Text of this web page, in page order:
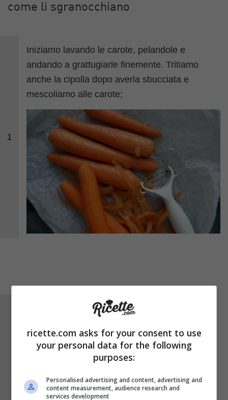
come li sgranocchiano
1
Iniziamo lavando le carote, pelandole e
andando a grattugiarle finemente. Tritiamo
anche la cipolla dopo averla sbucciata e
mescoliamo alle carote;
Uniamo adesso l’amido di mais e un filo d’olio
sale e pepe e con gli aromi che preferiamo.
Mescoliamo il tutto e poi aggiungiamo un
ottenere un composto appiccicoso e
omogeneo. Lasciamo riposare mentre
ricette.com asks for your consent to use
your personal data for the following
purposes:
Personalised advertising and content, advertising and
content measurement, audience research and
services development